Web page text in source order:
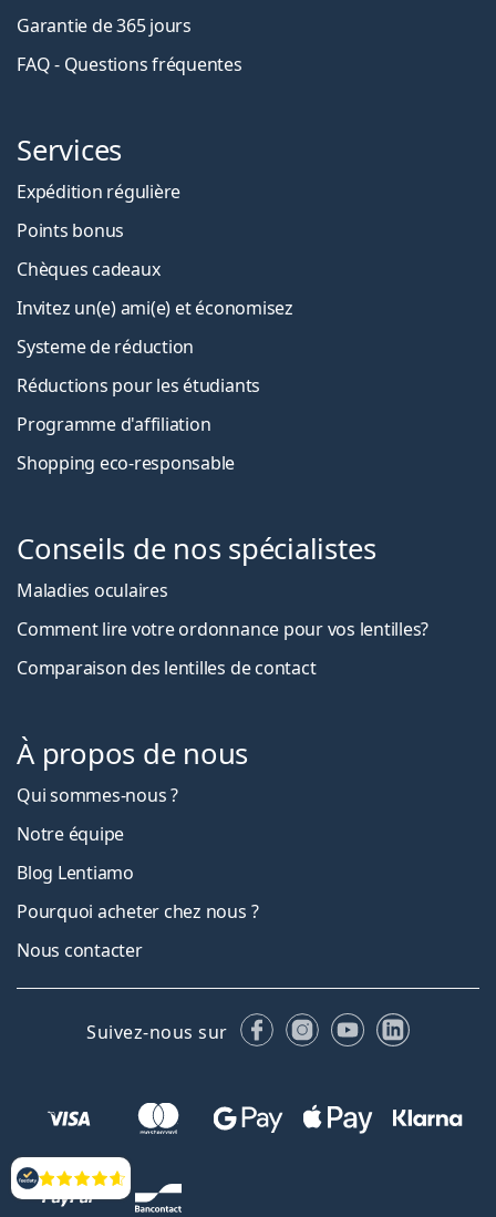
Évaluation
Garantie de 365 jours
FAQ - Questions fréquentes
Services
Expédition régulière
Points bonus
Chèques cadeaux
Invitez un(e) ami(e) et économisez
Systeme de réduction
Réductions pour les étudiants
Programme d'affiliation
Shopping eco-responsable
Conseils de nos spécialistes
Maladies oculaires
Comment lire votre ordonnance pour vos lentilles?
Comparaison des lentilles de contact
À propos de nous
Qui sommes-nous ?
Notre équipe
Blog Lentiamo
Pourquoi acheter chez nous ?
Nous contacter
Suivez-nous sur FacebookInstagram
YouTubeLinkedIn